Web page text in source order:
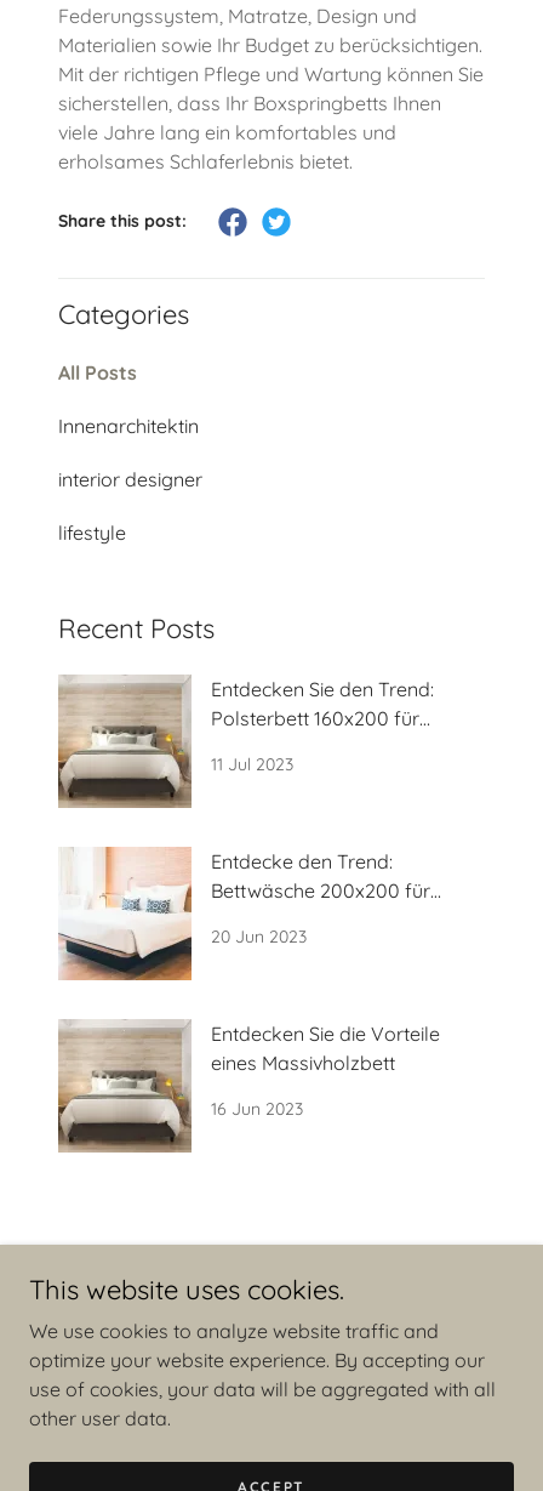
Federungssystem, Matratze, Design und
Materialien sowie Ihr Budget zu berücksichtigen.
Mit der richtigen Pflege und Wartung können Sie
sicherstellen, dass Ihr Boxspringbetts Ihnen
viele Jahre lang ein komfortables und
erholsames Schlaferlebnis bietet.
Share this post:
Categories
All Posts
Innenarchitektin
interior designer
lifestyle
Recent Posts
Entdecken Sie den Trend:
Polsterbett 160x200 für
11 Jul 2023
Entdecke den Trend:
Bettwäsche 200x200 für
20 Jun 2023
Entdecken Sie die Vorteile
eines Massivholzbett
16 Jun 2023
Copyright © 2023 FriedaSchmidt - All Rights Reserved.
Powered byGoDaddy
This website uses cookies.
We use cookies to analyze website traffic and
optimize your website experience. By accepting our
use of cookies, your data will be aggregated with all
other user data.
ACCEPT